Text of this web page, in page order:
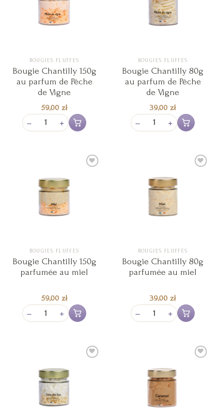
BOUGIES FLUFFES
Bougie Chantilly 150g
au parfum de Pêche
de Vigne
59,00 zł
− + Ajouter au panier
BOUGIES FLUFFES
Bougie Chantilly 80g
au parfum de Pêche
de Vigne
39,00 zł
− + Ajouter au
BOUGIES FLUFFES
Bougie Chantilly 150g
parfumée au miel
59,00 zł
− + Ajouter au panier
BOUGIES FLUFFES
Bougie Chantilly 80g
parfumée au miel
39,00 zł
− + Ajouter au